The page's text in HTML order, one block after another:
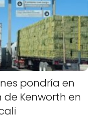
pondría en
Kenworth en